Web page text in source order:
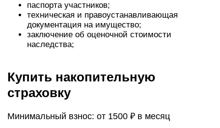
паспорта участников;
техническая и правоустанавливающая
документация на имущество;
заключение об оценочной стоимости
наследства;
Купить накопительную
страховку
Минимальный взнос: от 1500 ₽ в месяц